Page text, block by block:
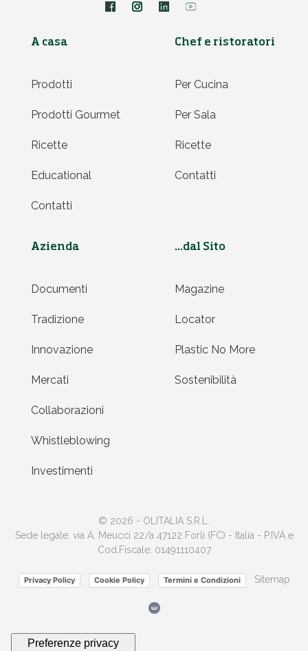
A casa
Prodotti
Prodotti Gourmet
Ricette
Educational
Contatti
Chef e ristoratori
Per Cucina
Per Sala
Ricette
Contatti
Azienda
Documenti
Tradizione
Innovazione
Mercati
Collaborazioni
Whistleblowing
Investimenti
...dal Sito
Magazine
Locator
Plastic No More
Sostenibilità
© 2026 - OLITALIA S.R.L.
Sede legale: via A. Meucci 22/a 47122 Forlì (FC) - Italia - P.IVA e
Cod.Fiscale: 01491110407
Privacy Policy Cookie Policy Termini e Condizioni Sitemap